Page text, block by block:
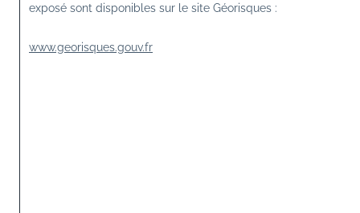
exposé sont disponibles sur le site Géorisques :
www.georisques.gouv.fr